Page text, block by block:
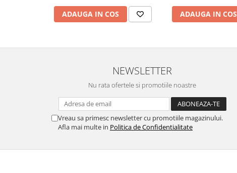
ADAUGA IN COS ADAUGA IN COS
NEWSLETTER
Nu rata ofertele si promotiile noastre
Vreau sa primesc newsletter cu promotiile magazinului.
Afla mai multe in Politica de Confidentialitate